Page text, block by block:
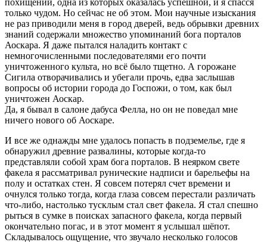
похищений, одна из которых оказалась успешной, и я спасся
только чудом. Но сейчас не об этом. Мои научные изыскания
не раз приводили меня в город дверей, ведь обрывки древних
знаний содержали множество упоминаний бога порталов
Аоскара. Я даже пытался наладить контакт с
немногочисленными последователями его почти
уничтоженного культа, но всё было тщетно. А горожане
Сигила отворачивались и убегали прочь, едва заслышав
вопросы об истории города до Госпожи, о том, как был
уничтожен Аоскар.
Да, я бывал в салоне дабуса Фелла, но он не поведал мне
ничего нового об Аоскаре.
И все же однажды мне удалось попасть в подземелье, где я
обнаружил древние развалины, которые когда-то
представляли собой храм бога порталов. В неярком свете
факела я рассматривал рунические надписи и барельефы на
полу и остатках стен. Я совсем потерял счет времени и
очнулся только тогда, когда глаза совсем перестали различать
что-либо, настолько тусклым стал свет факела. Я стал спешно
рыться в сумке в поисках запасного факела, когда первый
окончательно погас, и в этот момент я услышал шёпот.
Складывалось ощущение, что звучало несколько голосов